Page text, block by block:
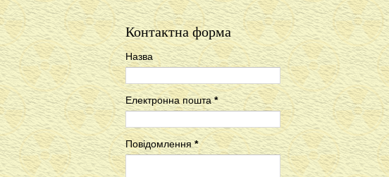
Контактна форма
Назва
Електронна пошта*
Повідомлення*